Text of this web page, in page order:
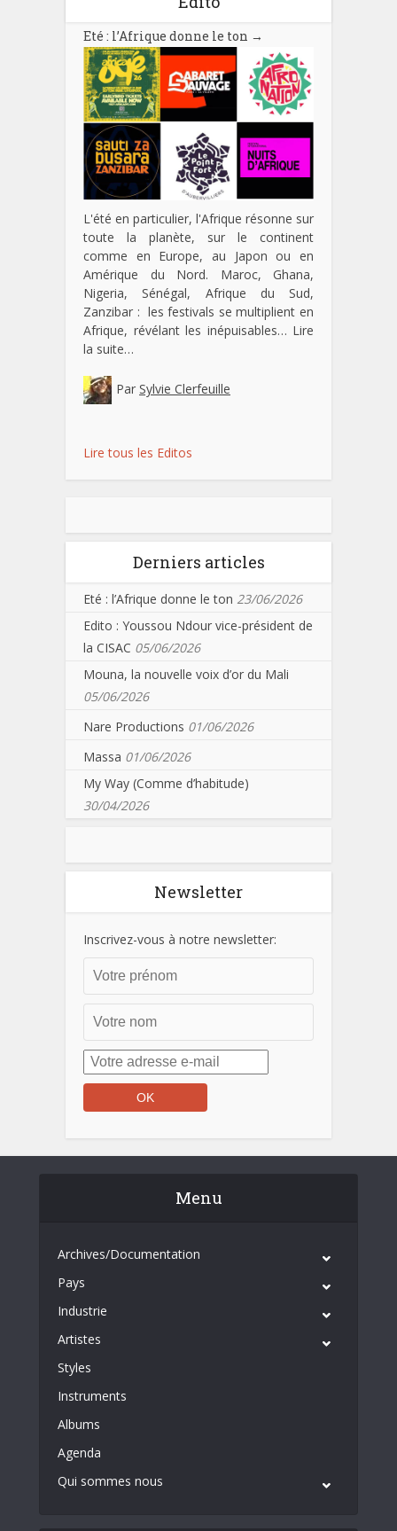
Eté : l’Afrique donne le ton →
L'été en particulier, l'Afrique résonne sur
toute la planète, sur le continent
comme en Europe, au Japon ou en
Amérique du Nord. Maroc, Ghana,
Nigeria, Sénégal, Afrique du Sud,
Zanzibar : les festivals se multiplient en
Afrique, révélant les inépuisables… Lire
la suite…
Par Sylvie Clerfeuille
Lire tous les Editos
Derniers articles
Eté : l’Afrique donne le ton 23/06/2026
Edito : Youssou Ndour vice-président de
la CISAC 05/06/2026
Mouna, la nouvelle voix d’or du Mali
05/06/2026
Nare Productions 01/06/2026
Massa 01/06/2026
My Way (Comme d’habitude)
30/04/2026
Newsletter
Inscrivez-vous à notre newsletter:
Menu
Archives/Documentation
Pays
Industrie
Artistes
Styles
Instruments
Albums
Agenda
Qui sommes nous